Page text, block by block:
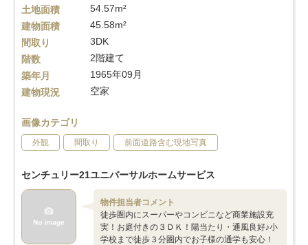
土地面積
54.57m²
建物面積
45.58m²
間取り
3DK
階数
2階建て
築年月
1965年09月
建物現況
空家
画像カテゴリ
外観 間取り 前面道路含む現地写真
センチュリー21ユニバーサルホームサービス
物件担当者コメント
徒歩圏内にスーパーやコンビニなど商業施設充
実！お庭付きの３ＤＫ！陽当たり・通風良好♪小
学校まで徒歩３分圏内でお子様の通学も安心！